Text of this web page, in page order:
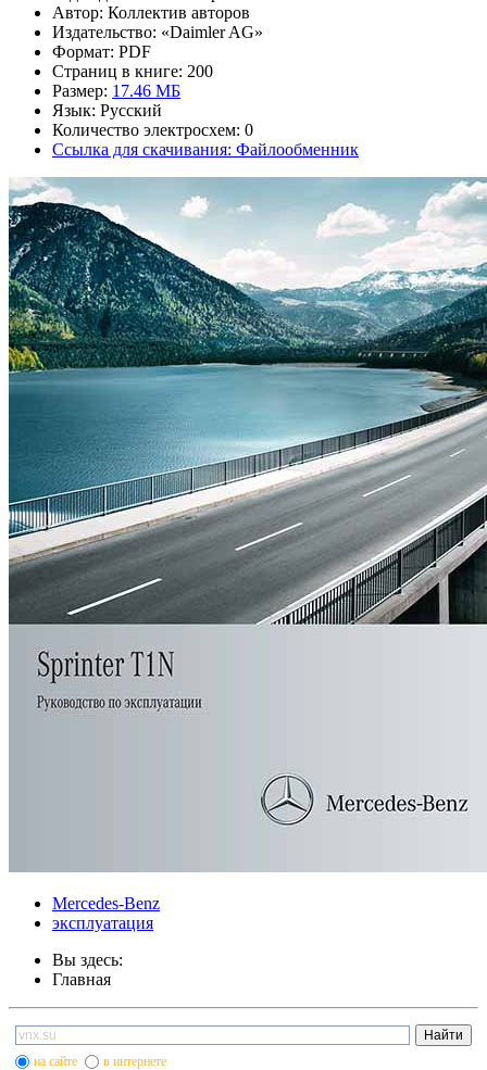
Автор: Коллектив авторов
Издательство: «Daimler AG»
Формат: PDF
Страниц в книге: 200
Размер: 17.46 МБ
Язык: Русский
Количество электросхем: 0
Ссылка для скачивания: Файлообменник
Mercedes-Benz
эксплуатация
Вы здесь:
Главная
на сайте в интернете